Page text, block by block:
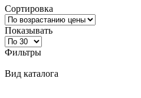
Сортировка
Показывать
Фильтры
Вид каталога